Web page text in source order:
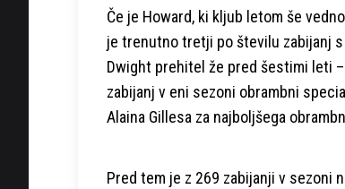
Če je Howard, ki kljub letom še
je trenutno tretji po številu zabijanj s
Dwight prehitel že pred šestimi leti
zabijanj v eni sezoni obrambni
Alaina Gillesa za najboljšega
Pred tem je z 269 zabijanji v sezoni